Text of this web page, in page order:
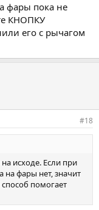
фары пока не
КНОПКУ
его с рычагом
#18
исходе. Если при
на фары нет, значит
помогает